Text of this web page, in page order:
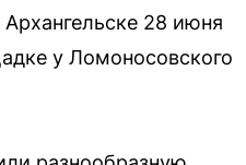
28 июня
у Ломоносовского